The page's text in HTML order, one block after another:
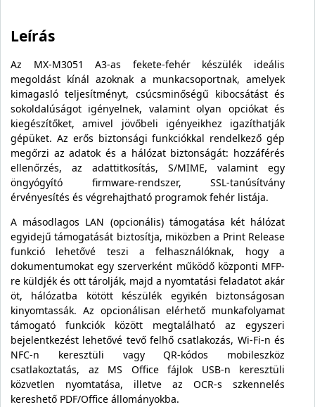
Leírás
Az MX-M3051 A3-as fekete-fehér készülék ideális
megoldást kínál azoknak a munkacsoportnak, amelyek
kimagasló teljesítményt, csúcsminőségű kibocsátást és
sokoldalúságot igényelnek, valamint olyan opciókat és
kiegészítőket, amivel jövőbeli igényeikhez igazíthatják
gépüket. Az erős biztonsági funkciókkal rendelkező gép
megőrzi az adatok és a hálózat biztonságát: hozzáférés
ellenőrzés, az adattitkosítás, S/MIME, valamint egy
öngyógyító firmware-rendszer, SSL-tanúsítvány
érvényesítés és végrehajtható programok fehér listája.
A másodlagos LAN (opcionális) támogatása két hálózat
egyidejű támogatását biztosítja, miközben a Print Release
funkció lehetővé teszi a felhasználóknak, hogy a
dokumentumokat egy szerverként működő központi MFP-
re küldjék és ott tárolják, majd a nyomtatási feladatot akár
öt, hálózatba kötött készülék egyikén biztonságosan
kinyomtassák. Az opcionálisan elérhető munkafolyamat
támogató funkciók között megtalálható az egyszeri
bejelentkezést lehetővé tevő felhő csatlakozás, Wi-Fi-n és
NFC-n keresztüli vagy QR-kódos mobileszköz
csatlakoztatás, az MS Office fájlok USB-n keresztüli
közvetlen nyomtatása, illetve az OCR-s szkennelés
kereshető PDF/Office állományokba.